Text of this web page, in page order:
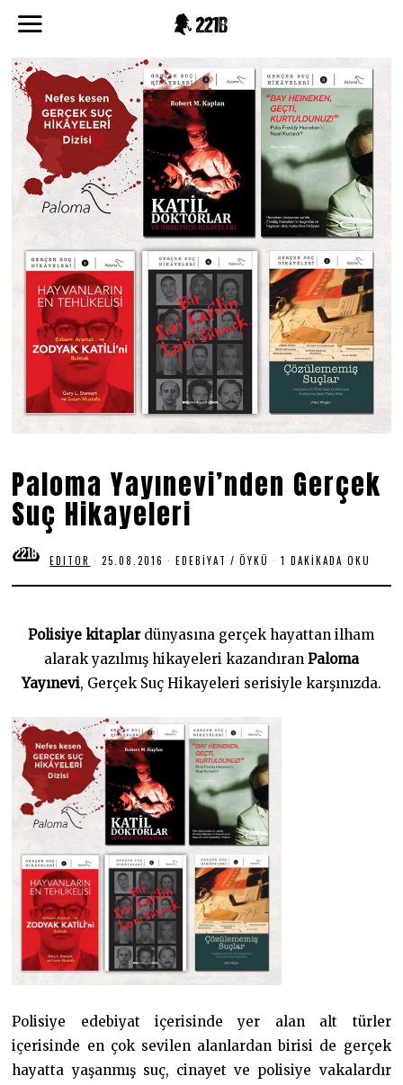
Paloma Yayınevi’nden Gerçek
Suç Hikayeleri
EDITOR 25.08.2016 1
.
2
0
2
0
EDEBIYAT / ÖYKÜ 1 DAKIKADA OKU
Polisiye kitaplardünyasına gerçek hayattan ilham
alarak yazılmış hikayeleri kazandıran Paloma
Yayınevi, Gerçek Suç Hikayeleri serisiyle karşınızda.
Polisiye edebiyat içerisinde yer alan alt türler
içerisinde en çok sevilen alanlardan birisi de gerçek
hayatta yaşanmış suç, cinayet ve polisiye vakalardır